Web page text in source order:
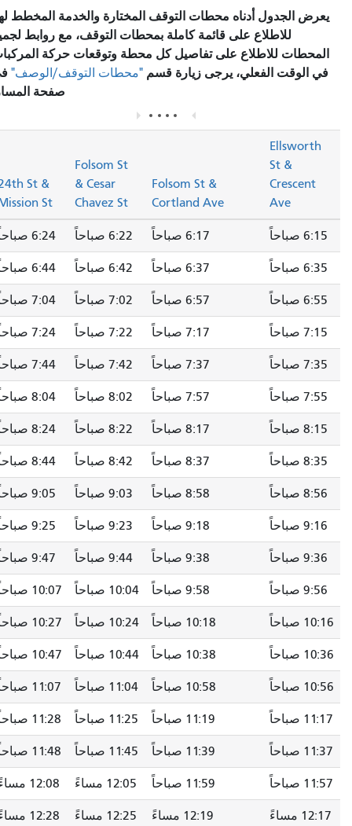
يعرض الجدول أدناه محطات التوقف المختارة والخدمة المخطط لها.
للاطلاع على قائمة كاملة بمحطات التوقف، مع روابط لجميع
المحطات للاطلاع على تفاصيل كل محطة وتوقعات حركة المركبات
في الوقت الفعلي، يرجى زيارة قسم"محطات التوقف/الوصف"في
صفحة المسار.
Ellsworth
St &
Crescent
Ave
Folsom St &
Cortland Ave
Folsom St
& Cesar
Chavez St
24th St &
Mission St
6:15 صباحاً 6:17 صباحاً 6:22 صباحاً 6:24 صباحاً
6:35 صباحاً 6:37 صباحاً 6:42 صباحاً 6:44 صباحاً
6:55 صباحاً 6:57 صباحاً 7:02 صباحاً 7:04 صباحاً
7:15 صباحاً 7:17 صباحاً 7:22 صباحاً 7:24 صباحاً
7:35 صباحاً 7:37 صباحاً 7:42 صباحاً 7:44 صباحاً
7:55 صباحاً 7:57 صباحاً 8:02 صباحاً 8:04 صباحاً
8:15 صباحاً 8:17 صباحاً 8:22 صباحاً 8:24 صباحاً
8:35 صباحاً 8:37 صباحاً 8:42 صباحاً 8:44 صباحاً
8:56 صباحاً 8:58 صباحاً 9:03 صباحاً 9:05 صباحاً
9:16 صباحاً 9:18 صباحاً 9:23 صباحاً 9:25 صباحاً
9:36 صباحاً 9:38 صباحاً 9:44 صباحاً 9:47 صباحاً
9:56 صباحاً 9:58 صباحاً 10:04 صباحاً 10:07 صباحاً
10:16 صباحاً 10:18 صباحاً 10:24 صباحاً 10:27 صباحاً
10:36 صباحاً 10:38 صباحاً 10:44 صباحاً 10:47 صباحاً
10:56 صباحاً 10:58 صباحاً 11:04 صباحاً 11:07 صباحاً
11:17 صباحاً 11:19 صباحاً 11:25 صباحاً 11:28 صباحاً
11:37 صباحاً 11:39 صباحاً 11:45 صباحاً 11:48 صباحاً
11:57 صباحاً 11:59 صباحاً 12:05 مساءً 12:08 مساءً
12:17 مساءً 12:19 مساءً 12:25 مساءً 12:28 مساءً